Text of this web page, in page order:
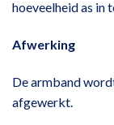
hoeveelheid as in
Afwerking
De armband
afgewerkt.